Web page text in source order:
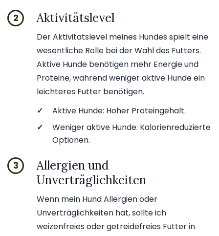
2 Aktivitätslevel
Der Aktivitätslevel meines Hundes spielt eine
wesentliche Rolle bei der Wahl des Futters.
Aktive Hunde benötigen mehr Energie und
Proteine, während weniger aktive Hunde ein
leichteres Futter benötigen.
✓
Aktive Hunde: Hoher Proteingehalt.
✓
Weniger aktive Hunde: Kalorienreduzierte
Optionen.
3
Allergien und
Unverträglichkeiten
Wenn mein Hund Allergien oder
Unverträglichkeiten hat, sollte ich
weizenfreies oder getreidefreies Futter in